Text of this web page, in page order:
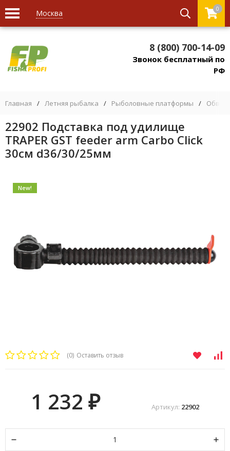
Москва 0
8 (800) 700-14-09
Звонок бесплатный по
РФ
Главная / Летняя рыбалка / Рыболовные платформы / Обвес
22902 Подставка под удилище
TRAPER GST feeder arm Carbo Click
30см d36/30/25мм
New!
(0) Оставить отзыв
Артикул: 22902
1 232 ₽